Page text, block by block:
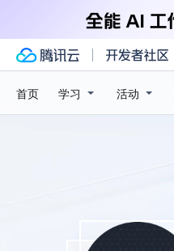
首页 学习 活动